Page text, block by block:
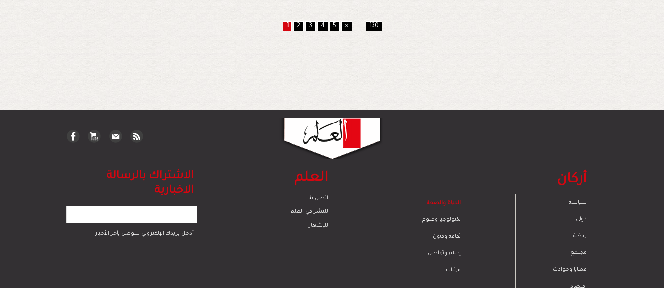
1 2 3 4 5 » 130
الاشتراك بالرسالة
الاخبارية
أدخل بريدك الإلكتروني للتوصل بآخر الأخبار
العلم
اتصل بنا
للنشر في العلم
للإشهار
الحياة والصحة
تكنولوجيا وعلوم
ﺛﻘﺎﻓﺔ وﻓﻧون
إعلام وتواصل
مرئيات
أركان
سياسة
دولي
رياضة
مجتمع
قضايا وحوادث
اقتصاد